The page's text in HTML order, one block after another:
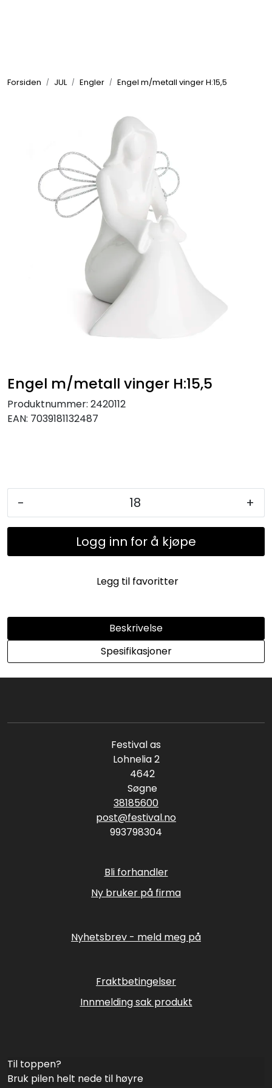
Forsiden JUL Engler Engel m/metall vinger H:15,5
Engel m/metall vinger H:15,5
Produktnummer: 2420112
EAN: 7039181132487
- +
Logg inn for å kjøpe
Legg til favoritter
Beskrivelse
Spesifikasjoner
Festival as
Lohnelia 2
4642
Søgne
38185600
post@festival.no
993798304
Bli forhandler
Ny bruker på firma
Nyhetsbrev - meld meg på
Fraktbetingelser
Innmelding sak produkt
Til toppen?
Bruk pilen helt nede til høyre
UTEMILJØ
ACCESSORIES
JUL